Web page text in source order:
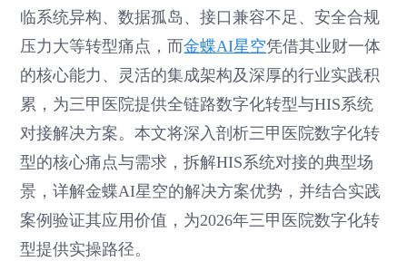
临系统异构、数据孤岛、接口兼容不足、安全合规
压力大等转型痛点，而金蝶AI星空凭借其业财一体
的核心能力、灵活的集成架构及深厚的行业实践积
累，为三甲医院提供全链路数字化转型与HIS系统
对接解决方案。本文将深入剖析三甲医院数字化转
型的核心痛点与需求，拆解HIS系统对接的典型场
景，详解金蝶AI星空的解决方案优势，并结合实践
案例验证其应用价值，为2026年三甲医院数字化转
型提供实操路径。